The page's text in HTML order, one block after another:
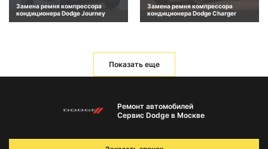
Замена ремня компрессора
кондиционера Dodge Journey
Замена ремня компрессора
кондиционера Dodge Charger
Показать еще
Ремонт автомобилей
Сервис Dodge в Москве